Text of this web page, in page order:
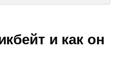
и как он